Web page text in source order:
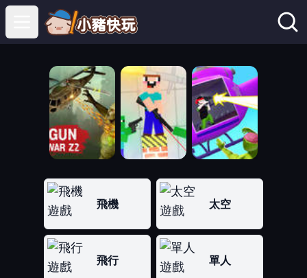
Open main menu
飛機 太空
飛行 單人